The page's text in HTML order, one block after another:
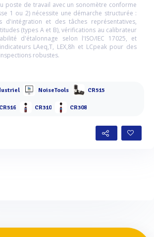
poste de travail avec un sonomètre conforme
1 ou 2) nécessite une démarche structurée :
d'intégration et des tâches représentatives,
(types A et B), vérifications au calibrateur
d'étalonnage selon l'ISO/IEC 17025, et
LAeq,T, LEX,8h et LCpeak pour des
robustes.
NoiseTools CR515
CR516 CR310 CR308